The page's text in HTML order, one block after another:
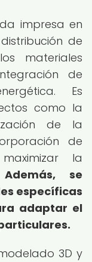
impresa en
de
materiales
de
Es
como la
de la
de
la
Además, se
específicas
adaptar el
3D y